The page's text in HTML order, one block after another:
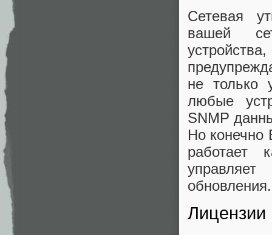
Сетевая
вашей
не только
любые
SNMP
Но конечно
работает
обновления.
Лицензии